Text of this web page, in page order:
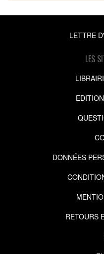
LETTRE
LES
DONNÉES
RETOURS